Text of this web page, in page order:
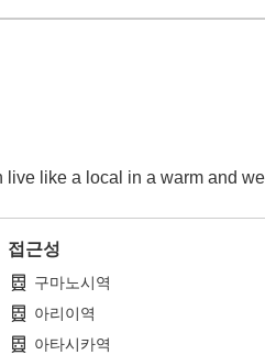
like a local in a warm and
접근성
구마노시역
아리이역
아타시카역